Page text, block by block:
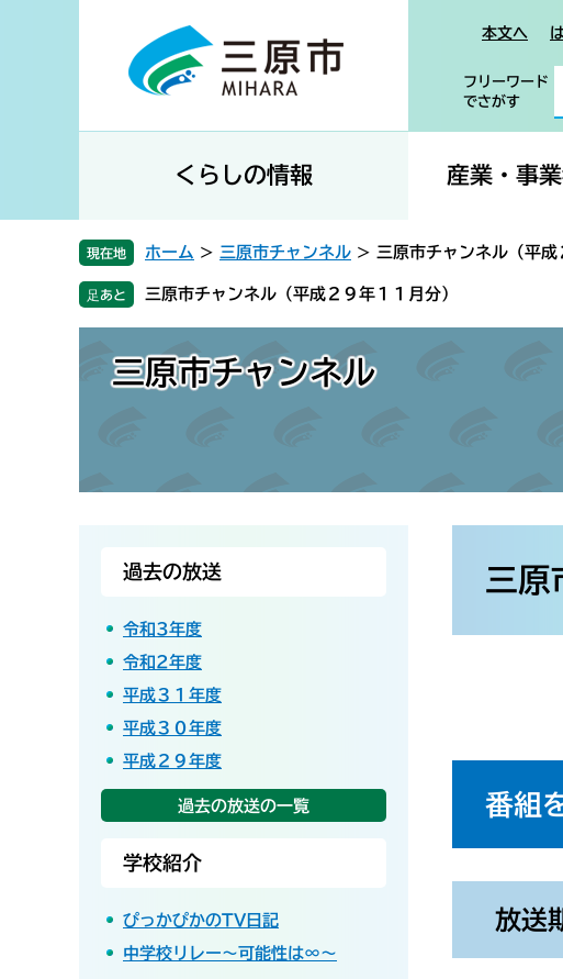
。
て
本文へ
フリーワード
でさがす
くらしの情報 産業・事
現在地 ホーム > 三原市チャンネル > 三原市チャンネル（平成
三原市チャンネル（平成２９年１１月分）
三原市チャンネル
三原
番組
放送
過去の放送
令和3年度
令和2年度
平成３１年度
平成３０年度
平成２９年度
過去の放送の一覧
学校紹介
ぴっかぴかのTV日記
中学校リレー～可能性は∞～